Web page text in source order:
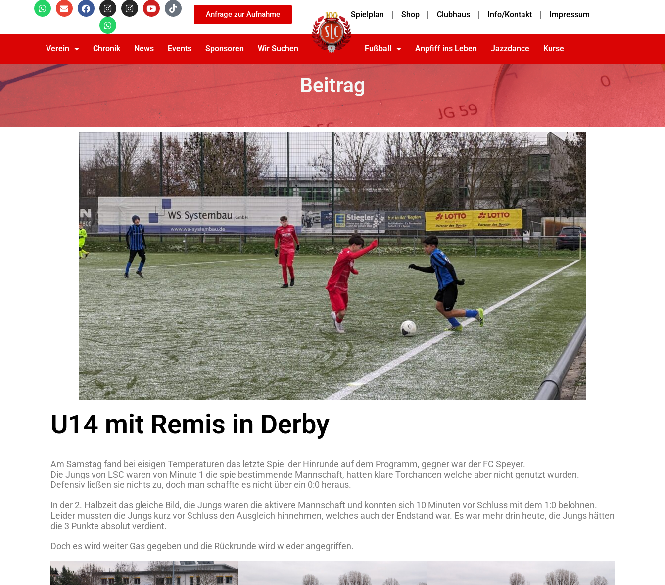
Anfrage zur Aufnahme Spielplan Shop Clubhaus Info/Kontakt Impressum
Verein Chronik News Events Sponsoren Wir Suchen Fußball Anpfiff ins Leben Jazzdance Kurse
Beitrag
U14 mit Remis in Derby
Am Samstag fand bei eisigen Temperaturen das letzte Spiel der Hinrunde auf dem Programm, gegner war der FC Speyer.
Die Jungs von LSC waren von Minute 1 die spielbestimmende Mannschaft, hatten klare Torchancen welche aber nicht genutzt wurden.
Defensiv ließen sie nichts zu, doch man schaffte es nicht über ein 0:0 heraus.
In der 2. Halbzeit das gleiche Bild, die Jungs waren die aktivere Mannschaft und konnten sich 10 Minuten vor Schluss mit dem 1:0 belohnen.
Leider mussten die Jungs kurz vor Schluss den Ausgleich hinnehmen, welches auch der Endstand war. Es war mehr drin heute, die Jungs hätten
die 3 Punkte absolut verdient.
Doch es wird weiter Gas gegeben und die Rückrunde wird wieder angegriffen.